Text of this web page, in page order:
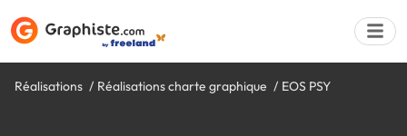
Réalisations Réalisations charte graphique EOS PSY